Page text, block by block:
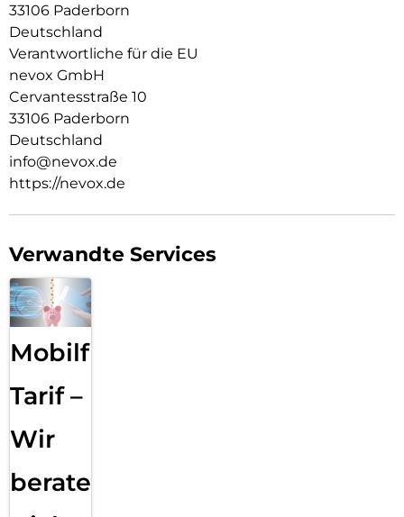
Hochwertiges Schmutzabweisendes Material und langlebige
Zusammensetzung der Materialien.
33106 Paderborn
Deutschland
Verantwortliche für die EU
nevox GmbH
Cervantesstraße 10
33106 Paderborn
Deutschland
info@nevox.de
https://nevox.de
Verwandte Services
Mobilfunk
Tarif –
Wir
beraten